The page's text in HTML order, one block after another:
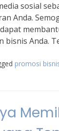
sosial
Anda.
bisnis Anda.
promosi